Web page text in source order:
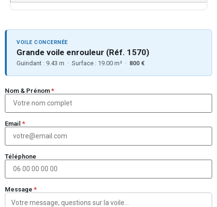
VOILE CONCERNÉE
Grande voile enrouleur (Réf. 1570)
Guindant : 9.43 m · Surface : 19.00 m² · 800 €
Nom & Prénom *
Email *
Téléphone
Message *